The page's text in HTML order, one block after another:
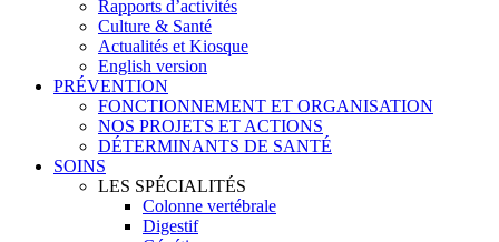
Rapports d’activités
Culture & Santé
Actualités et Kiosque
English version
PRÉVENTION
FONCTIONNEMENT ET ORGANISATION
NOS PROJETS ET ACTIONS
DÉTERMINANTS DE SANTÉ
SOINS
LES SPÉCIALITÉS
Colonne vertébrale
Digestif